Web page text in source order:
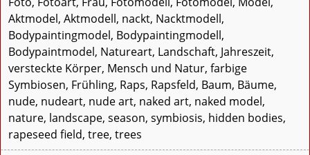
Aktmodel, Aktmodell, nackt, Nacktmodell,
Bodypaintingmodel, Bodypaintingmodell,
Bodypaintmodel, Natureart, Landschaft, Jahreszeit,
versteckte Körper, Mensch und Natur, farbige
Symbiosen, Frühling, Raps, Rapsfeld, Baum, Bäume,
nude, nudeart, nude art, naked art, naked model,
nature, landscape, season, symbiosis, hidden bodies,
rapeseed field, tree, trees